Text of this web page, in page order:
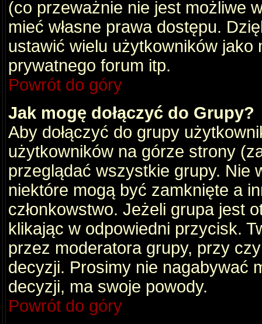
(co przeważnie nie jest możliwe
mieć własne prawa dostępu.
ustawić wielu użytkowników
prywatnego forum itp.
Powrót do góry
Jak mogę dołączyć do Grupy?
Aby dołączyć do grupy
użytkowników na górze strony
przeglądać wszystkie grupy. Nie
niektóre mogą być zamknięte a
członkowstwo. Jeżeli grupa jest
klikając w odpowiedni przycisk.
przez moderatora grupy, przy
decyzji. Prosimy nie nagabywać
decyzji, ma swoje powody.
Powrót do góry